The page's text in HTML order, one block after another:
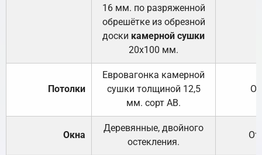
16 мм. по разряженной
обрешётке из обрезной
доски камерной сушки
20х100 мм.
Потолки
Евровагонка камерной
сушки толщиной 12,5
мм. сорт АВ.
Окна
Деревянные, двойного
остекления.